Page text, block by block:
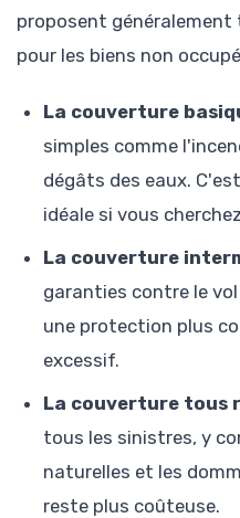
proposent
pour les biens non
La couverture
simples comme
dégâts des eaux.
idéale si vous
La couverture
garanties contre le
une protection plus
excessif.
La couverture tous
tous les sinistres, y
naturelles et les
reste plus coûteuse.